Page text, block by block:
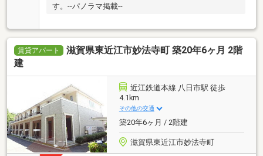
す。--パノラマ掲載--
賃貸アパート
滋賀県東近江市妙法寺町 築20年6ヶ月 2階
建
近江鉄道本線 八日市駅 徒歩
4.1km
その他の交通
築20年6ヶ月 / 2階建
滋賀県東近江市妙法寺町